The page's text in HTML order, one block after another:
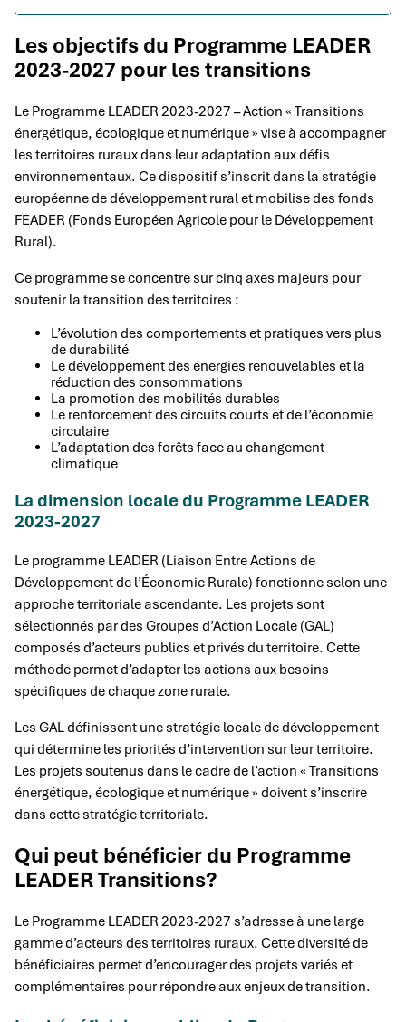
Les objectifs du Programme LEADER
2023-2027 pour les transitions
Le Programme LEADER 2023-2027 – Action « Transitions
énergétique, écologique et numérique » vise à accompagner
les territoires ruraux dans leur adaptation aux défis
environnementaux. Ce dispositif s’inscrit dans la stratégie
européenne de développement rural et mobilise des fonds
FEADER (Fonds Européen Agricole pour le Développement
Rural).
Ce programme se concentre sur cinq axes majeurs pour
soutenir la transition des territoires :
L’évolution des comportements et pratiques vers plus
de durabilité
Le développement des énergies renouvelables et la
réduction des consommations
La promotion des mobilités durables
Le renforcement des circuits courts et de l’économie
circulaire
L’adaptation des forêts face au changement
climatique
La dimension locale du Programme LEADER
2023-2027
Le programme LEADER (Liaison Entre Actions de
Développement de l’Économie Rurale) fonctionne selon une
approche territoriale ascendante. Les projets sont
sélectionnés par des Groupes d’Action Locale (GAL)
composés d’acteurs publics et privés du territoire. Cette
méthode permet d’adapter les actions aux besoins
spécifiques de chaque zone rurale.
Les GAL définissent une stratégie locale de développement
qui détermine les priorités d’intervention sur leur territoire.
Les projets soutenus dans le cadre de l’action « Transitions
énergétique, écologique et numérique » doivent s’inscrire
dans cette stratégie territoriale.
Qui peut bénéficier du Programme
LEADER Transitions?
Le Programme LEADER 2023-2027 s’adresse à une large
gamme d’acteurs des territoires ruraux. Cette diversité de
bénéficiaires permet d’encourager des projets variés et
complémentaires pour répondre aux enjeux de transition.